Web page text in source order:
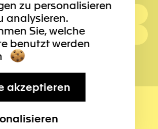
ERSTE HILFE : 144
POLIZEI: 117
Impressum
zu personalisieren
analysieren.
Sie, welche
benutzt werden
akzeptieren